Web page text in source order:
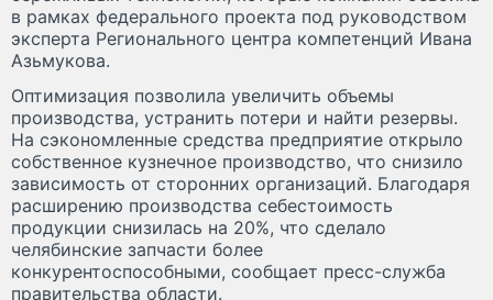
в рамках федерального проекта под руководством
эксперта Регионального центра компетенций Ивана
Азьмукова.
Оптимизация позволила увеличить объемы
производства, устранить потери и найти резервы.
На сэкономленные средства предприятие открыло
собственное кузнечное производство, что снизило
зависимость от сторонних организаций. Благодаря
расширению производства себестоимость
продукции снизилась на 20%, что сделало
челябинские запчасти более
конкурентоспособными, сообщает пресс-служба
правительства области.